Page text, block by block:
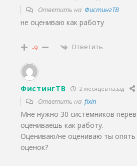
Ответить на ФистингТВ
не оцениваю как работу
-9 Ответить
ФистингТВ 2 месяцев назад
Ответить на fixin
Мне нужно 30 системников
оцениваешь как работу.
Оцениваю/не оцениваю ты опять
оценок?